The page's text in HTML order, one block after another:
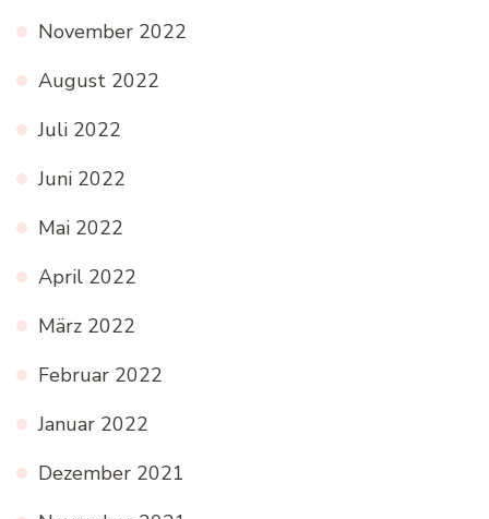
November 2022
August 2022
Juli 2022
Juni 2022
Mai 2022
April 2022
März 2022
Februar 2022
Januar 2022
Dezember 2021